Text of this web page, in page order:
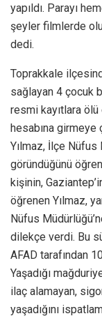
yapıldı. Parayı
şeyler filmlerde
dedi.
Toprakkale
sağlayan 4 çocuk
resmi kayıtlara
hesabına girmeye
Yılmaz, İlçe Nüfus
göründüğünü
kişinin,
öğrenen Yılmaz,
Nüfus
dilekçe verdi. Bu
AFAD tarafından
Yaşadığı
ilaç alamayan,
yaşadığını